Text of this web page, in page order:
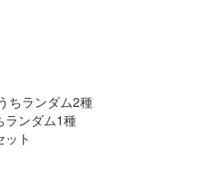
ちランダム2種
ランダム1種
ト